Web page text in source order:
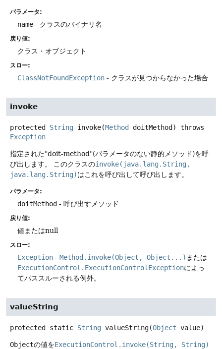
パラメータ:
name - クラスのバイナリ名
戻り値:
クラス・オブジェクト
スロー:
ClassNotFoundException - クラスが見つからなかった場合
invoke
protected String invoke(Method doitMethod)
throws
Exception
指定された"doit-method"(パラメータのない静的メソッド)を呼
び出します。
このクラスのinvoke(java.lang.String,
java.lang.String)はこれを呼び出して呼び出します。
パラメータ:
doitMethod - 呼び出すメソッド
戻り値:
値またはnull
スロー:
Exception - Method.invoke(Object, Object...) または
ExecutionControl.ExecutionControlExceptionによっ
てパススルーされる例外。
valueString
protected static String valueString(Object value)
Objectの値をExecutionControl.invoke(String, String)